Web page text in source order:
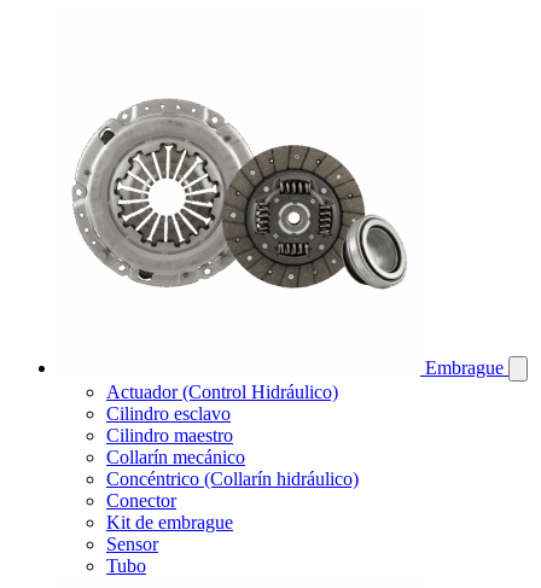
Embrague
Actuador (Control Hidráulico)
Cilindro esclavo
Cilindro maestro
Collarín mecánico
Concéntrico (Collarín hidráulico)
Conector
Kit de embrague
Sensor
Tubo